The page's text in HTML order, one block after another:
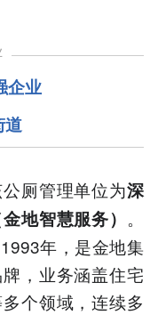
企业
道
厕管理单位为深
地智慧服务） 。
年，是金地集
，业务涵盖住宅
个领域，连续多